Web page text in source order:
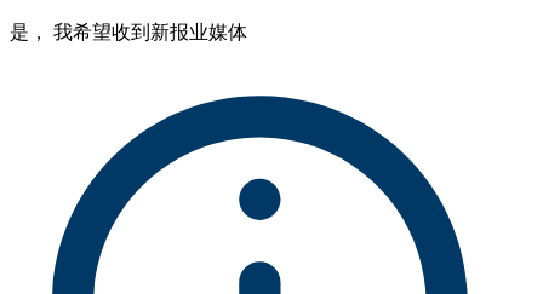
是， 我希望收到新报业媒体